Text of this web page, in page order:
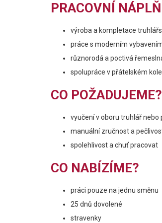
PRACOVNÍ NÁPLŇ
výroba a kompletace
práce s moderním
různorodá a poctivá
spolupráce v přátelském
CO POŽADUJEME?
vyučení v oboru truhlář nebo
manuální zručnost a
spolehlivost a chuť pracovat
CO NABÍZÍME?
práci pouze na jednu směnu
25 dnů dovolené
stravenky